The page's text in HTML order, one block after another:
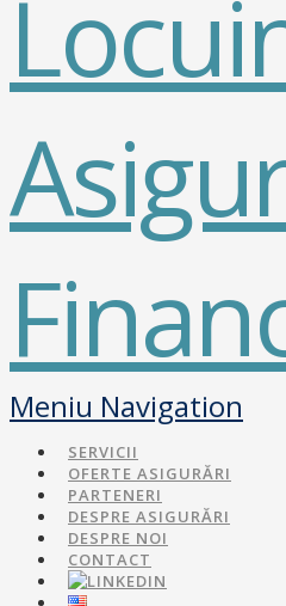
Navigation
SERVICII
OFERTE ASIGURĂRI
PARTENERI
DESPRE ASIGURĂRI
DESPRE NOI
CONTACT